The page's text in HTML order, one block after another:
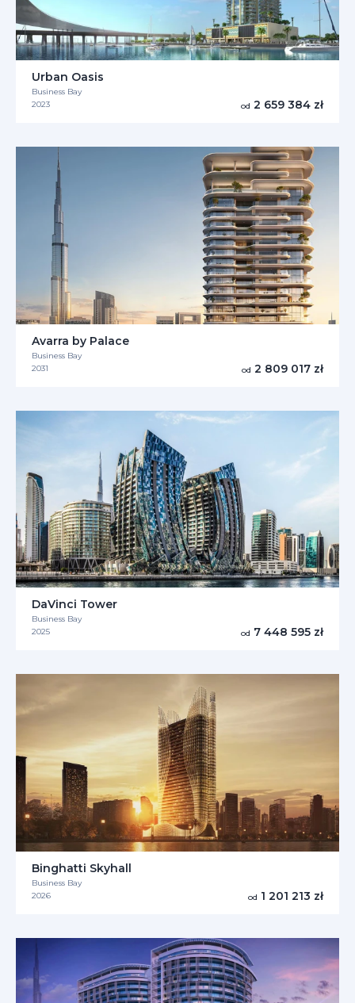
Urban Oasis
Business Bay
2023
od 2 659 384 zł
Avarra by Palace
Business Bay
2031
od 2 809 017 zł
DaVinci Tower
Business Bay
2025
od 7 448 595 zł
Binghatti Skyhall
Business Bay
2026
od 1 201 213 zł